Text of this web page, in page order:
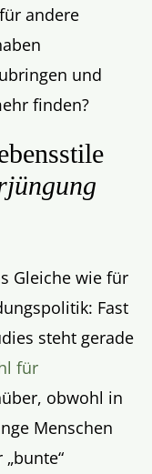
andere
und
finden?
Gleiche wie für
Fast
steht gerade
für
obwohl in
Menschen